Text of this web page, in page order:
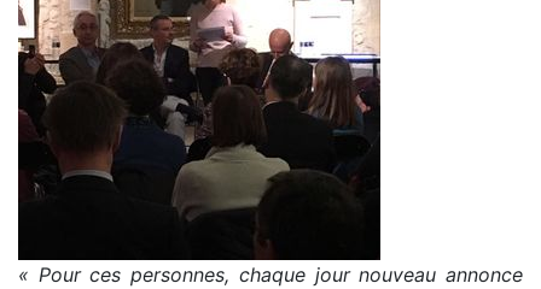
« Pour ces personnes, chaque jour nouveau annonce